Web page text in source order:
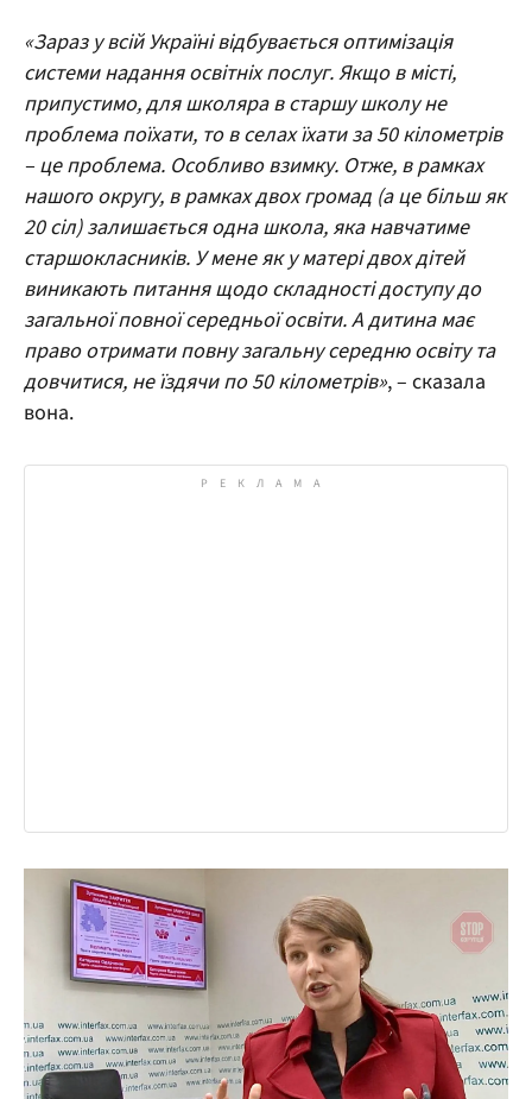
«Зараз у всій Україні відбувається оптимізація
системи надання освітніх послуг. Якщо в місті,
припустимо, для школяра в старшу школу не
проблема поїхати, то в селах їхати за 50 кілометрів
– це проблема. Особливо взимку. Отже, в рамках
нашого округу, в рамках двох громад (а це більш як
20 сіл) залишається одна школа, яка навчатиме
старшокласників. У мене як у матері двох дітей
виникають питання щодо складності доступу до
загальної повної середньої освіти. А дитина має
право отримати повну загальну середню освіту та
довчитися, не їздячи по 50 кілометрів», – сказала
вона.